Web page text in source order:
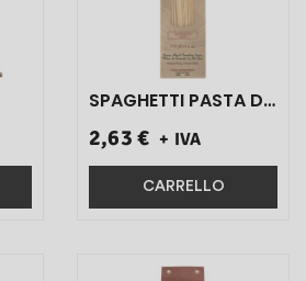
SPAGHETTI PASTA DI
DURO TRAFILATAAL
BRONZO ART.313 500
GR 1 PZ}
2,63 € + IVA
CARRELLO